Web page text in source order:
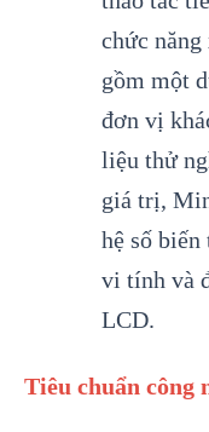
chức
gồm một
đơn vị
liệu thử
giá trị,
hệ số
vi tính và
LCD.
Tiêu chuẩn công